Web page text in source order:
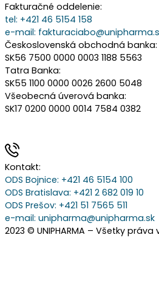
Fakturačné oddelenie:
tel: +421 46 5154 158
e-mail:
Československá obchodná banka:
SK56 7500 0000 0003 1188 5563
Tatra Banka:
SK55 1100 0000 0026 2600 5048
Všeobecná úverová banka:
SK17 0200 0000 0014 7584 0382
Kontakt:
ODS Bojnice: +421 46 5154 100
ODS Bratislava: +421 2 682 019 10
ODS Prešov: +421 51 7565 511
e-mail: unipharma@unipharma.sk
2023 © UNIPHARMA – Všetky práva